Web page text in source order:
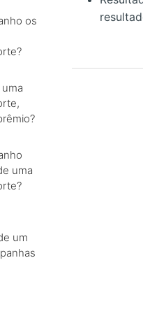
os
uma
um